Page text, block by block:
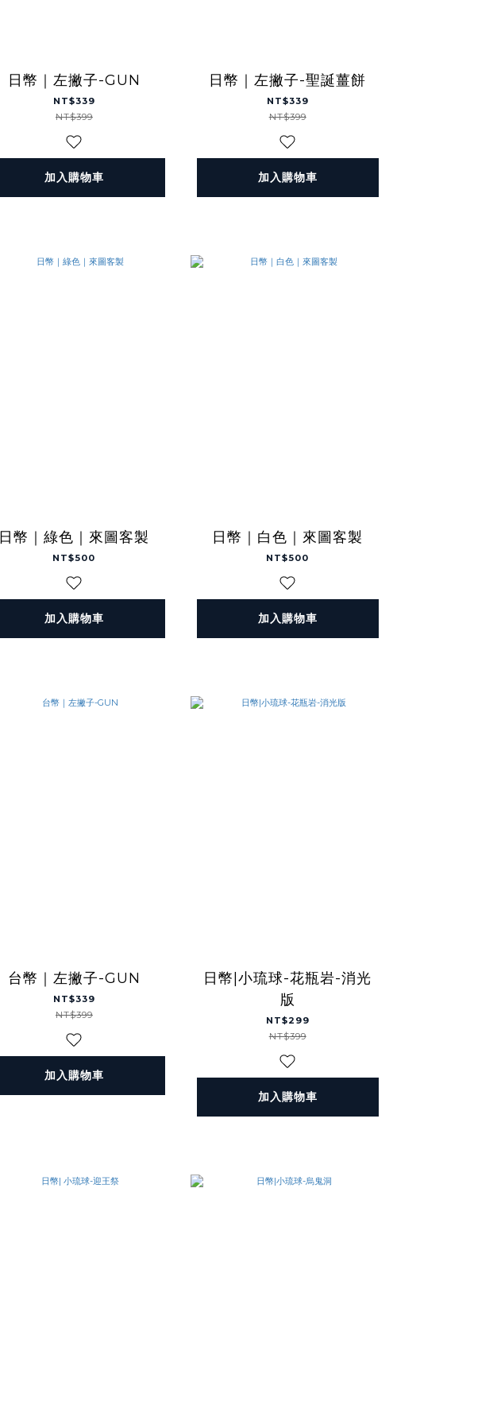
日幣｜左撇子-GUN
NT$339
NT$399
加入購物車
日幣｜左撇子-聖誕薑餅
NT$339
NT$399
加入購物車
日幣｜綠色｜來圖客製
NT$500
加入購物車
日幣｜白色｜來圖客製
NT$500
加入購物車
台幣｜左撇子-GUN
NT$339
NT$399
加入購物車
日幣|小琉球-花瓶岩-消光
版
NT$299
NT$399
加入購物車